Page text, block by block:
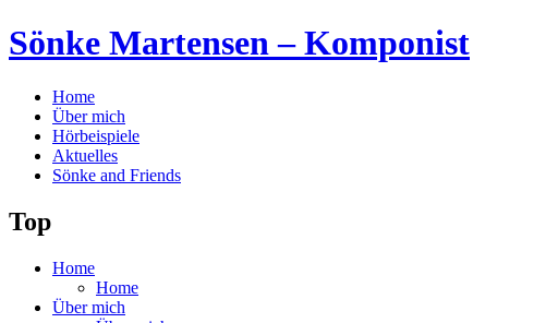
Sönke Martensen – Komponist
Home
Über mich
Hörbeispiele
Aktuelles
Sönke and Friends
Top
Home
Home
Über mich